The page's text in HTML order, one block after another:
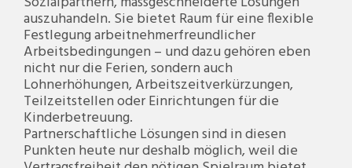
auszuhandeln. Sie bietet Raum für eine flexible
Festlegung arbeitnehmerfreundlicher
Arbeitsbedingungen – und dazu gehören eben
nicht nur die Ferien, sondern auch
Lohnerhöhungen, Arbeitszeitverkürzungen,
Teilzeitstellen oder Einrichtungen für die
Kinderbetreuung.
Partnerschaftliche Lösungen sind in diesen
Punkten heute nur deshalb möglich, weil die